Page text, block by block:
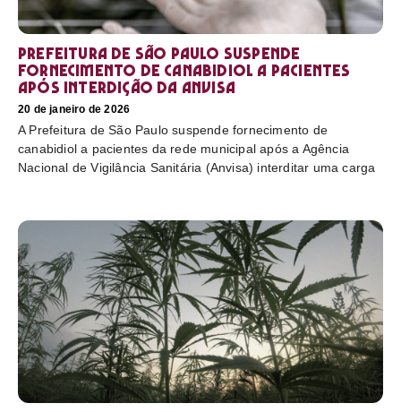
Prefeitura de São Paulo suspende
fornecimento de canabidiol a pacientes
após interdição da Anvisa
20 de janeiro de 2026
A Prefeitura de São Paulo suspende fornecimento de
canabidiol a pacientes da rede municipal após a Agência
Nacional de Vigilância Sanitária (Anvisa) interditar uma carga